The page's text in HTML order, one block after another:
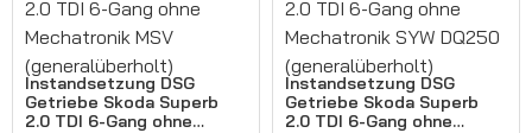
Instandsetzung DSG
Getriebe Skoda Superb
2.0 TDI 6-Gang ohne
Instandsetzung DSG
Getriebe Skoda Superb
2.0 TDI 6-Gang ohne